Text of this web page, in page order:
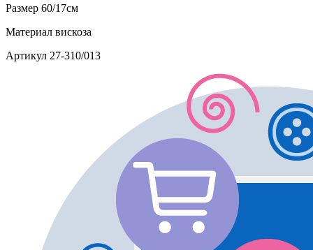
Размер 60/17см
Материал вискоза
Артикул 27-310/013